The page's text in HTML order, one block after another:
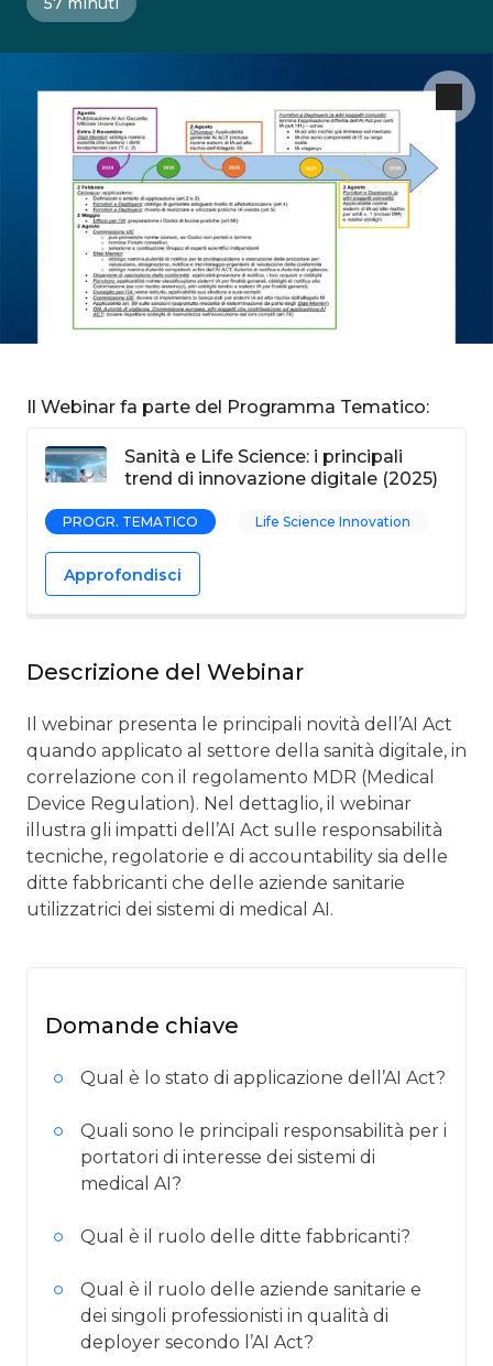
Il Webinar fa parte del Programma Tematico:
Sanità e Life Science: i principali
trend di innovazione digitale (2025)
PROGR. TEMATICO Life Science Innovation
Approfondisci
Descrizione del Webinar
Il webinar presenta le principali novità dell’AI Act
quando applicato al settore della sanità digitale, in
correlazione con il regolamento MDR (Medical
Device Regulation). Nel dettaglio, il webinar
illustra gli impatti dell’AI Act sulle responsabilità
tecniche, regolatorie e di accountability sia delle
ditte fabbricanti che delle aziende sanitarie
utilizzatrici dei sistemi di medical AI.
Domande chiave
Qual è lo stato di applicazione dell’AI Act?
Quali sono le principali responsabilità per i
portatori di interesse dei sistemi di
medical AI?
Qual è il ruolo delle ditte fabbricanti?
Qual è il ruolo delle aziende sanitarie e
dei singoli professionisti in qualità di
deployer secondo l’AI Act?